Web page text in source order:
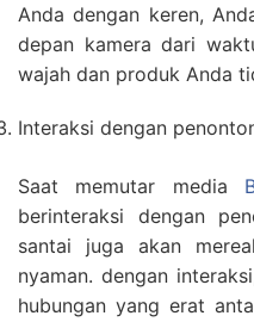
Anda dengan keren,
depan kamera dari
wajah dan produk Anda
Interaksi dengan
Saat memutar media
berinteraksi dengan
santai juga akan
nyaman. dengan
hubungan yang erat